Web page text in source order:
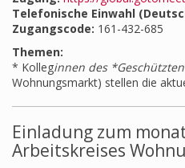
Telefonische Einwahl
Zugangscode: 161-432-685
Themen:
* Kolleginnen des
Wohnungsmarkt) stellen die
Einladung zum
Arbeitskreises